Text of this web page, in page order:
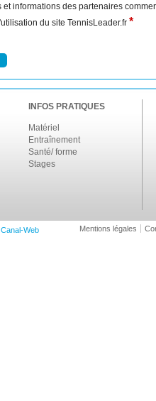
informations des partenaires
du site TennisLeader.fr *
INFOS PRATIQUES
Matériel
Entraînement
Santé/ forme
Stages
Canal-Web Mentions légales